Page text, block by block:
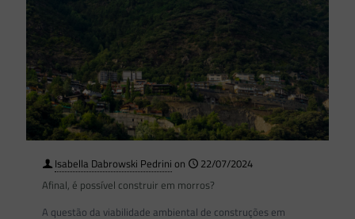
Isabella Dabrowski Pedrini on
22/07/2024
Afinal, é possível construir em morros?
A questão da viabilidade ambiental de construções em